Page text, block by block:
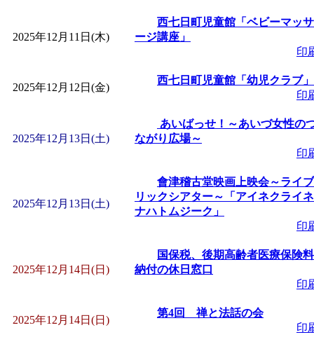
赤ちゃん子育て講
付期間：2026/08/10～
「まだまだ暑い！コ
レクリエーション 障
ットせよ！」 受付期
「皆鶴姫のこびる塾
」 受付期間：～
「子育て交流広場「
間：2026/08/10～2026/
2025年12月11日(木)
西七日町児童館「ベビーマッサ
ージ講座」
印
2025年12月12日(金)
西七日町児童館「幼児クラブ」
印
2025年12月13日(土)
あいばっせ！～あいづ女性の
ながり広場～
印
2025年12月13日(土)
會津稽古堂映画上映会～ライブ
リックシアター～「アイネクライネ
ナハトムジーク」
印
2025年12月14日(日)
国保税、後期高齢者医療保険料
納付の休日窓口
印
2025年12月14日(日)
第4回 禅と法話の会
印